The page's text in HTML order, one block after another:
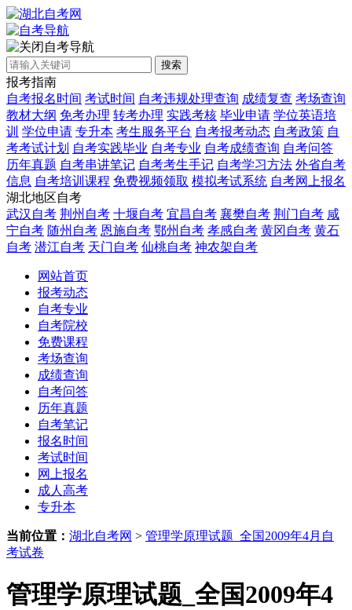
自考导航
搜索
报考指南
自考报名时间 考试时间 自考违规处理查询 成绩复查 考场查询
教材大纲 免考办理 转考办理 实践考核 毕业申请 学位英语培
训 学位申请 专升本 考生服务平台 自考报考动态 自考政策 自
考考试计划 自考实践毕业 自考专业 自考成绩查询 自考问答
历年真题 自考串讲笔记 自考考生手记 自考学习方法 外省自考
信息 自考培训课程 免费视频领取 模拟考试系统 自考网上报名
湖北地区自考
武汉自考 荆州自考 十堰自考 宜昌自考 襄樊自考 荆门自考 咸
宁自考 随州自考 恩施自考 鄂州自考 孝感自考 黄冈自考 黄石
自考 潜江自考 天门自考 仙桃自考 神农架自考
网站首页
报考动态
自考专业
自考院校
免费课程
考场查询
成绩查询
自考问答
历年真题
自考笔记
报名时间
考试时间
网上报名
成人高考
专升本
当前位置： 湖北自考网 > 管理学原理试题_全国2009年4月自
考试卷
管理学原理试题_全国2009年4